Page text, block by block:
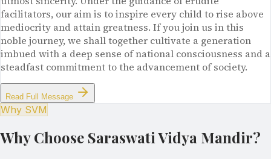
facilitators, our aim is to inspire every child to rise above
mediocrity and attain greatness. If you join us in this
noble journey, we shall together cultivate a generation
imbued with a deep sense of national consciousness and a
steadfast commitment to the advancement of society.
Read Full Message
Why SVM
Why Choose Saraswati Vidya Mandir?